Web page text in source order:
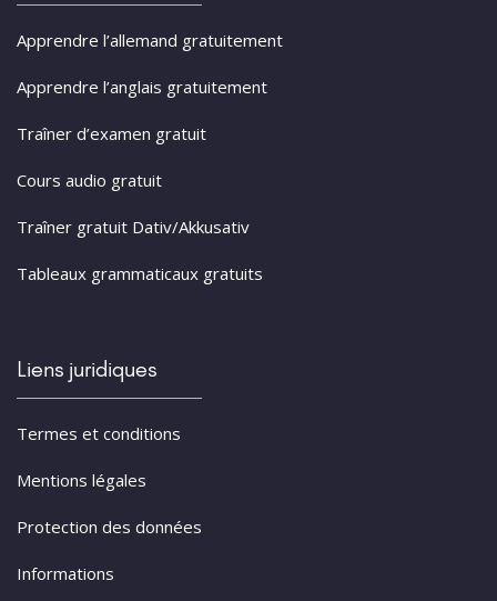
Apprendre l’allemand gratuitement
Apprendre l’anglais gratuitement
Traîner d’examen gratuit
Cours audio gratuit
Traîner gratuit Dativ/Akkusativ
Tableaux grammaticaux gratuits
Liens juridiques
Termes et conditions
Mentions légales
Protection des données
Informations